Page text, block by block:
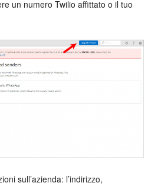
un numero Twilio affittato o il tuo
sull’azienda: l’indirizzo,